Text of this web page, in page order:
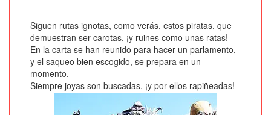
Siguen rutas ignotas, como verás, estos piratas, que
demuestran ser carotas, ¡y ruines como unas ratas!
En la carta se han reunido para hacer un parlamento,
y el saqueo bien escogido, se prepara en un
momento.
Siempre joyas son buscadas, ¡y por ellos rapiñeadas!